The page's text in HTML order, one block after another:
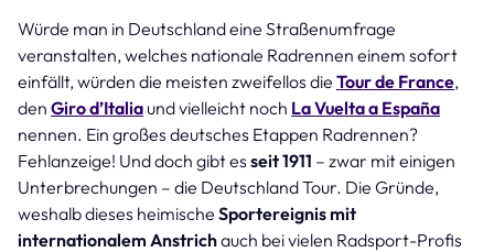
Würde man in Deutschland eine Straßenumfrage
veranstalten, welches nationale Radrennen einem sofort
einfällt, würden die meisten zweifellos die Tour de France,
den Giro d’Italia und vielleicht noch La Vuelta a España
nennen. Ein großes deutsches Etappen Radrennen?
Fehlanzeige! Und doch gibt es seit 1911 – zwar mit einigen
Unterbrechungen – die Deutschland Tour. Die Gründe,
weshalb dieses heimische Sportereignis mit
internationalem Anstrichauch bei vielen Radsport-Profis